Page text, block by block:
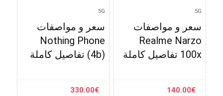
5G
سعر و مواصفات
Realme Narzo
100x تفاصيل كاملة
€
140.00
5G
سعر و مواصفات
Nothing Phone
(4b) تفاصيل كاملة
€
330.00